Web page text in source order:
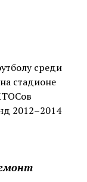
среди
стадионе
2012–2014